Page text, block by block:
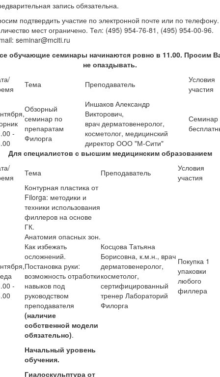
запись обязательна.
подтвердить участие по электронной почте или по телефону.
мест ограничено. Тел: (495) 954-76-81, (495) 954-00-96.
seminar@mciti.ru
обучающие семинары начинаются ровно в 11.00. Просим
не опаздывать.
Тема Преподаватель
Условия
участия
-
Обзорный
семинар по
препаратам
Филорга
Иншаков Александр
Викторович,
врач дерматовенеролог,
косметолог, медицинский
директор ООО "М-Сити"
Семинар
Для специалистов с высшим медицинским образованием
Тема Преподаватель
Условия
участия
-
Контурная пластика от
Filorga: методики и
техники использования
филлеров на основе
ГК.
Анатомия опасных зон.
Как избежать
осложнений.
Постановка руки:
возможность отработки
навыков под
руководством
преподавателя
(наличие
собственной модели
обязательно).
Начальный уровень
обучения.
Косцова Татьяна
Борисовна, к.м.н., врач
дерматовенеролог,
косметолог,
сертифицированный
тренер Лабораторий
Филорга
Покупка 1
упаковки
любого
филлера
Гиалоскульптура от